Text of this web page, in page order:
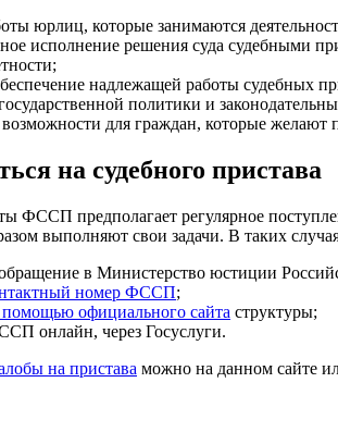
юрлиц, которые занимаются
исполнение решения суда судебными
надлежащей работы судебных
политики и
для граждан, которые желают
на судебного пристава
ФССП предполагает регулярное
выполняют свои задачи. В таких
в Министерство юстиции
номер ФССП;
помощью официального сайта структуры;
онлайн, через Госуслуги.
на пристава можно на данном сайте